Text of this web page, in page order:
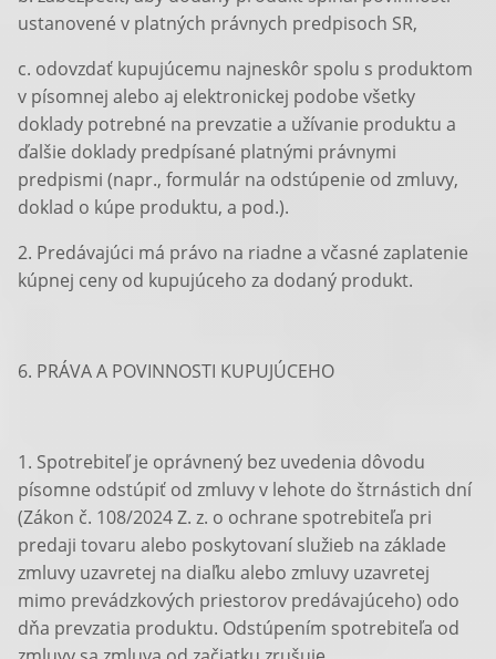
ustanovené v platných právnych predpisoch SR,
c. odovzdať kupujúcemu najneskôr spolu s produktom
v písomnej alebo aj elektronickej podobe všetky
doklady potrebné na prevzatie a užívanie produktu a
ďalšie doklady predpísané platnými právnymi
predpismi (napr., formulár na odstúpenie od zmluvy,
doklad o kúpe produktu, a pod.).
2. Predávajúci má právo na riadne a včasné zaplatenie
kúpnej ceny od kupujúceho za dodaný produkt.
6. PRÁVA A POVINNOSTI KUPUJÚCEHO
1. Spotrebiteľ je oprávnený bez uvedenia dôvodu
písomne odstúpiť od zmluvy v lehote do štrnástich dní
(Zákon č. 108/2024 Z. z. o ochrane spotrebiteľa pri
predaji tovaru alebo poskytovaní služieb na základe
zmluvy uzavretej na diaľku alebo zmluvy uzavretej
mimo prevádzkových priestorov predávajúceho) odo
dňa prevzatia produktu. Odstúpením spotrebiteľa od